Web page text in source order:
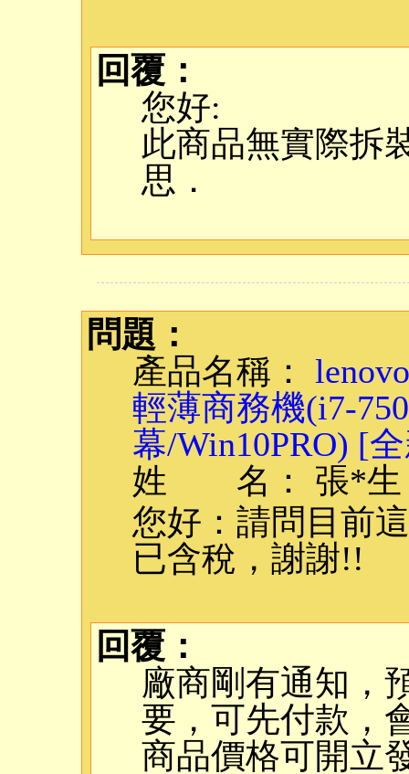
回覆：
您好:
此商品無實際拆
思．
問題：
產品名稱：
輕薄商務機(i7-
幕/Win10PRO) [
姓 名： 張*生
您好：請問目前
已含稅，謝謝!!
回覆：
廠商剛有通知，
要，可先付款，
商品價格可開立